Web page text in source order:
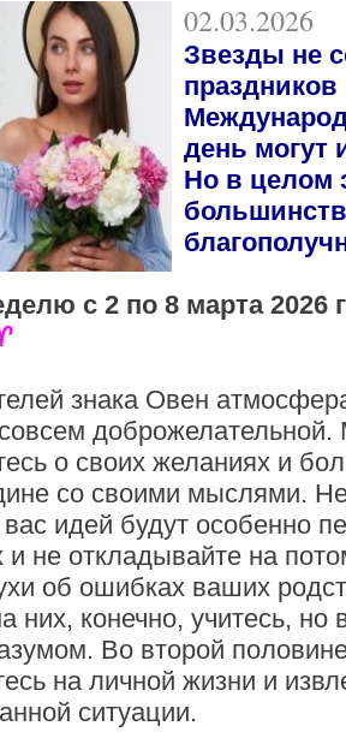
02.03.2026
Звезды не
день могут
Но в целом
с 2 по 8 марта 2026
знака Овен
о своих желаниях и
со своими мыслями.
идей будут особенно
и не откладывайте на
об ошибках ваших
них, конечно, учитесь, но
Во второй
на личной жизни и
ситуации.